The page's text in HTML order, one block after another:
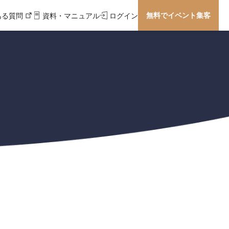
質問 資料・マニュアル ログイン 無料でイベント集客